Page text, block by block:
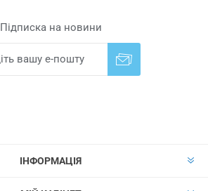
Підписка на новини
ІНФОРМАЦІЯ